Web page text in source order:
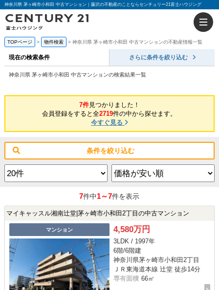
神奈川県 茅ヶ崎市小和田 中古マンション｜藤沢の不動産のことならセンチュリー21富士ハウジング
TOPページ 物件検索 神奈川県 茅ヶ崎市小和田 中古マンションの不動産情報一覧
現在の検索条件 さらに条件を絞り込む
神奈川県 茅ヶ崎市小和田 中古マンションの検索結果一覧
7件見つかりました！
会員登録をすると全2719件の中から探せます。
今すぐ見る
条件を絞り込む
7件中1～7件を表示
マイキャッスル湘南辻堂|茅ヶ崎市小和田2丁目の中古マンション
マンション 4,580万円
3LDK / 1997年
6階/6階建
神奈川県茅ヶ崎市小和田2丁目
ＪＲ東海道本線 辻堂 徒歩14分
専有面積 66㎡